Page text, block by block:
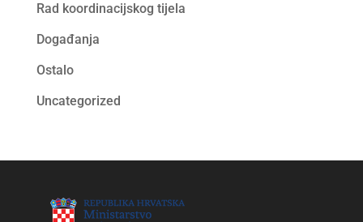
Rad koordinacijskog tijela
Događanja
Ostalo
Uncategorized